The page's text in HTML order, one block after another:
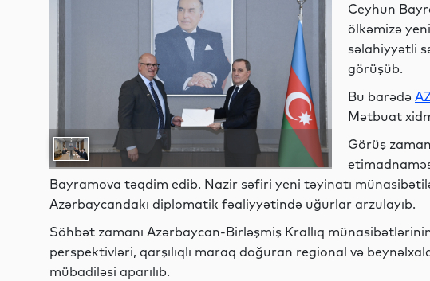
Ceyhun
ölkəmizə
səlahiyyətli
görüşüb.
Bu barədə
Mətbuat
Görüş
Bayramova təqdim edib. Nazir səfiri yeni təyinatı
Azərbaycandakı diplomatik fəaliyyətində uğurlar arzulayıb.
Söhbət zamanı Azərbaycan-Birləşmiş Krallıq
perspektivləri, qarşılıqlı maraq doğuran regional və
mübadiləsi aparılıb.